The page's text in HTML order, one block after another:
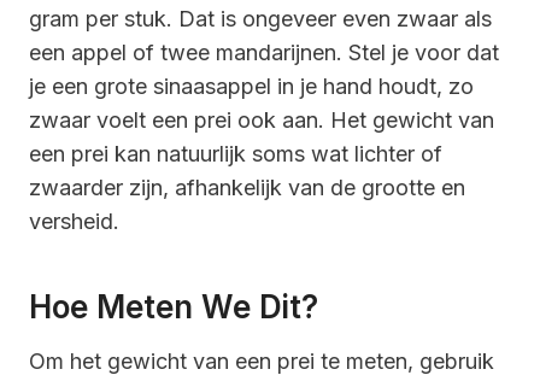
gram per stuk. Dat is ongeveer even zwaar als
een appel of twee mandarijnen. Stel je voor dat
je een grote sinaasappel in je hand houdt, zo
zwaar voelt een prei ook aan. Het gewicht van
een prei kan natuurlijk soms wat lichter of
zwaarder zijn, afhankelijk van de grootte en
versheid.
Hoe Meten We Dit?
Om het gewicht van een prei te meten, gebruik